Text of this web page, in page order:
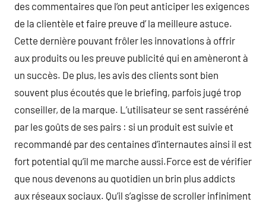
des commentaires que l’on peut anticiper les exigences
de la clientèle et faire preuve d’ la meilleure astuce.
Cette dernière pouvant frôler les innovations à offrir
aux produits ou les preuve publicité qui en amèneront à
un succès. De plus, les avis des clients sont bien
souvent plus écoutés que le briefing, parfois jugé trop
conseiller, de la marque. L’utilisateur se sent rasséréné
par les goûts de ses pairs : si un produit est suivie et
recommandé par des centaines d’internautes ainsi il est
fort potential qu’il me marche aussi.Force est de vérifier
que nous devenons au quotidien un brin plus addicts
aux réseaux sociaux. Qu’il s’agisse de scroller infiniment